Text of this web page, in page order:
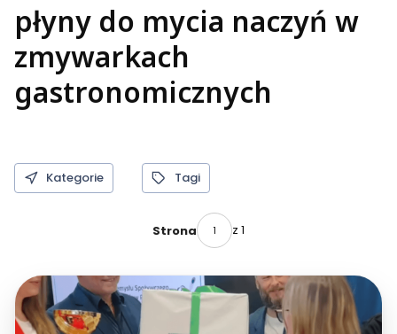
płyny do mycia naczyń w
zmywarkach
gastronomicznych
Kategorie Tagi
Strona z 1